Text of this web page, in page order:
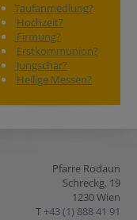
Taufanmedlung?
Hochzeit?
Firmung?
Erstkommunion?
Jungschar?
Heilige Messen?
Pfarre Rodaun
Schreckg. 19
1230 Wien
T +43 (1) 888 41 91